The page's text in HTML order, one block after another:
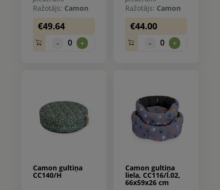
Ražotājs: Camon
€49.64
- 0 +
Ražotājs: Camon
€44.00
- 0 +
Camon gultiņa
CC140/H
Camon gultiņa
liela, CC116/l.02,
66x59x26 cm